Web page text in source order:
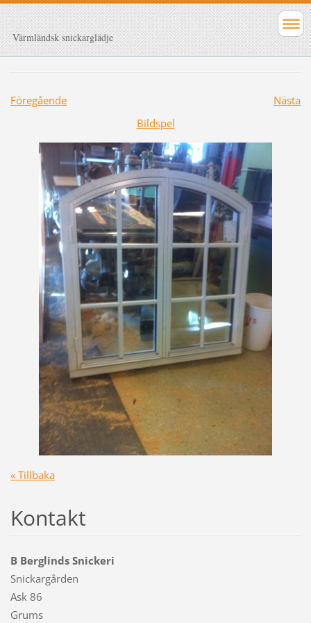
Värmländsk snickarglädje
Föregående
Nästa
Bildspel
« Tillbaka
Kontakt
B Berglinds Snickeri
Snickargården
Ask 86
Grums